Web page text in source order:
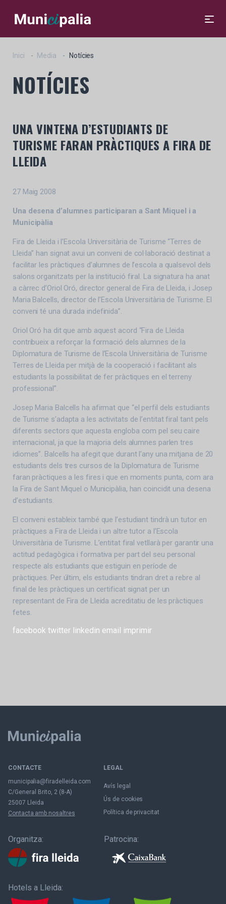
Inici Media Notícies
NOTÍCIES
UNA VINTENA D’ESTUDIANTS DE
TURISME FARAN PRÀCTIQUES A FIRA DE
LLEIDA
27 Maig 2008
Una desena d’alumnes participaran a Sant Miquel i a
Municipàlia
Fira de Lleida i l’Escola Universitària de Turisme “Terres de
Lleida” han signat avui un conveni de col·laboració destinat a
facilitar les pràctiques d’alumnes de l’escola a qualsevol dels
salons organitzats per la institució firal. La signatura ha anat
a càrrec d’Oriol Oró, director general de Fira de Lleida, i Josep
Maria Balcells, director de l’Escola Universitària de Turisme. El
conveni té una durada indefinida”.
Oriol Oró ha dit que amb aquest acord “Fira de Lleida
contribueix a reforçar la formació dels alumnes de la
Diplomatura de Turisme de l’Escola Universitària de Turisme
Terres de Lleida per mitjà de la cooperació i facilitant als
estudiants la possibilitat de fer pràctiques en el terreny
professional”.
Josep Maria Balcells ha afirmat que “el perfil dels estudiants
de Turisme s’adapta a les activitats de l’entitat firal tant pels
diferents sectors que aquesta engloba com pel seu caire
internacional, ja que la majoria dels alumnes parlen tres
idiomes”. Balcells ha afegit que durant l’any una mitjana de 20
estudiants dels tres cursos de la Diplomatura de Turisme
faran pràctiques a les fires i que en moments punta, com ara
la Fira de Sant Miquel o Municipàlia, han coincidit una desena
d’estudiants.
El conveni estableix també que l’estudiant tindrà un tutor en
pràctiques a Fira de Lleida i un altre tutor a l’Escola
Universitària de Turisme. L’entitat firal vetllarà per garantir una
actitud pedagògica i formativa per part del seu personal
respecte als estudiants que estiguin en període de
pràctiques. Per últim, els estudiants tindran dret a rebre al
final de les pràctiques un certificat signat per un
representant de Fira de Lleida acreditatiu de les pràctiques
fetes.
facebook twitter linkedin email imprimir
CONTACTE
municipalia@firadelleida.com
C/General Brito, 2 (8-A)
25007 Lleida
Contacta amb nosaltres
LEGAL
Avís legal
Ús de cookies
Política de privacitat
Organitza: Patrocina:
Hotels a Lleida: